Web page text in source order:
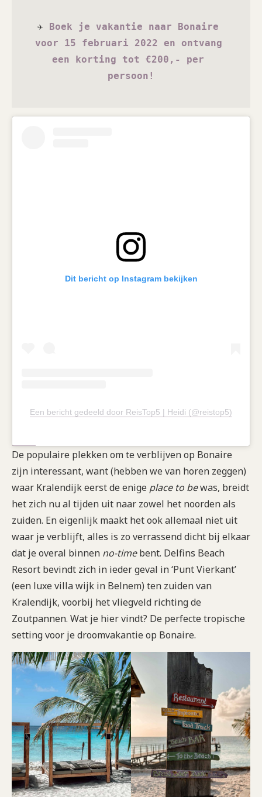
✈
Boek je vakantie naar Bonaire
voor 15 februari 2022 en ontvang
een korting tot €200,- per
persoon!
Dit bericht op Instagram bekijken
Een bericht gedeeld door ReisTop5 | Heidi (@reistop5)
De populaire plekken om te verblijven op Bonaire
zijn interessant, want (hebben we van horen zeggen)
waar Kralendijk eerst de enige place to bewas, breidt
het zich nu al tijden uit naar zowel het noorden als
zuiden. En eigenlijk maakt het ook allemaal niet uit
waar je verblijft, alles is zo verrassend dicht bij elkaar
dat je overal binnen no-timebent. Delfins Beach
Resort bevindt zich in ieder geval in ‘Punt Vierkant’
(een luxe villa wijk in Belnem) ten zuiden van
Kralendijk, voorbij het vliegveld richting de
Zoutpannen. Wat je hier vindt? De perfecte tropische
setting voor je droomvakantie op Bonaire.